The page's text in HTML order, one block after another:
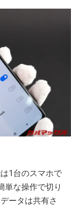
1台のスマホで
単な操作で切り
ータは共有さ